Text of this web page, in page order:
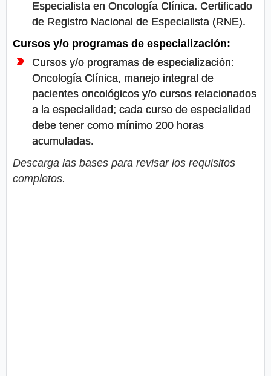
Especialista en Oncología Clínica. Certificado
de Registro Nacional de Especialista (RNE).
Cursos y/o programas de especialización:
Cursos y/o programas de especialización:
Oncología Clínica, manejo integral de
pacientes oncológicos y/o cursos relacionados
a la especialidad; cada curso de especialidad
debe tener como mínimo 200 horas
acumuladas.
Descarga las bases para revisar los requisitos
completos.